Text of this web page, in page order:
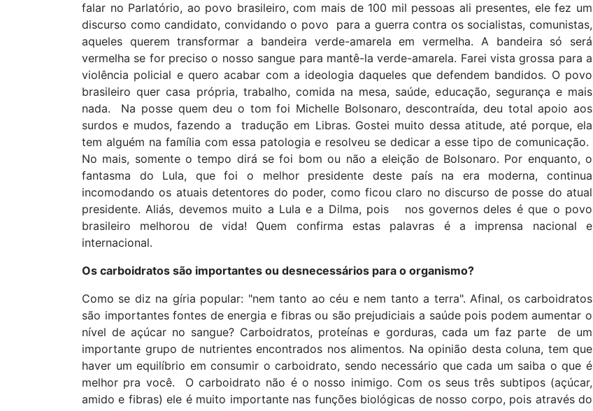
falar no Parlatório, ao povo brasileiro, com mais de 100 mil pessoas ali presentes, ele fez um
discurso como candidato, convidando o povo para a guerra contra os socialistas, comunistas,
aqueles querem transformar a bandeira verde-amarela em vermelha. A bandeira só será
vermelha se for preciso o nosso sangue para mantê-la verde-amarela. Farei vista grossa para a
violência policial e quero acabar com a ideologia daqueles que defendem bandidos. O povo
brasileiro quer casa própria, trabalho, comida na mesa, saúde, educação, segurança e mais
nada. Na posse quem deu o tom foi Michelle Bolsonaro, descontraída, deu total apoio aos
surdos e mudos, fazendo a tradução em Libras. Gostei muito dessa atitude, até porque, ela
tem alguém na família com essa patologia e resolveu se dedicar a esse tipo de comunicação.
No mais, somente o tempo dirá se foi bom ou não a eleição de Bolsonaro. Por enquanto, o
fantasma do Lula, que foi o melhor presidente deste país na era moderna, continua
incomodando os atuais detentores do poder, como ficou claro no discurso de posse do atual
presidente. Aliás, devemos muito a Lula e a Dilma, pois nos governos deles é que o povo
brasileiro melhorou de vida! Quem confirma estas palavras é a imprensa nacional e
internacional.
Os carboidratos são importantes ou desnecessários para o organismo?
Como se diz na gíria popular: "nem tanto ao céu e nem tanto a terra". Afinal, os carboidratos
são importantes fontes de energia e fibras ou são prejudiciais a saúde pois podem aumentar o
nível de açúcar no sangue? Carboidratos, proteínas e gorduras, cada um faz parte de um
importante grupo de nutrientes encontrados nos alimentos. Na opinião desta coluna, tem que
haver um equilíbrio em consumir o carboidrato, sendo necessário que cada um saiba o que é
melhor pra você. O carboidrato não é o nosso inimigo. Com os seus três subtipos (açúcar,
amido e fibras) ele é muito importante nas funções biológicas de nosso corpo, pois através do